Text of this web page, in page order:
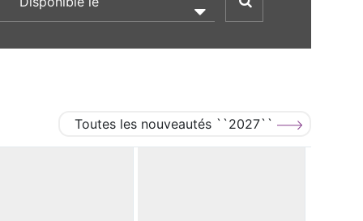

Toutes les nouveautés ``2027``